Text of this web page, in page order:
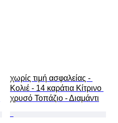
χωρίς τιμή ασφαλείας -
Κολιέ - 14 καράτια Κίτρινο
χρυσό Τοπάζιο - Διαμάντι